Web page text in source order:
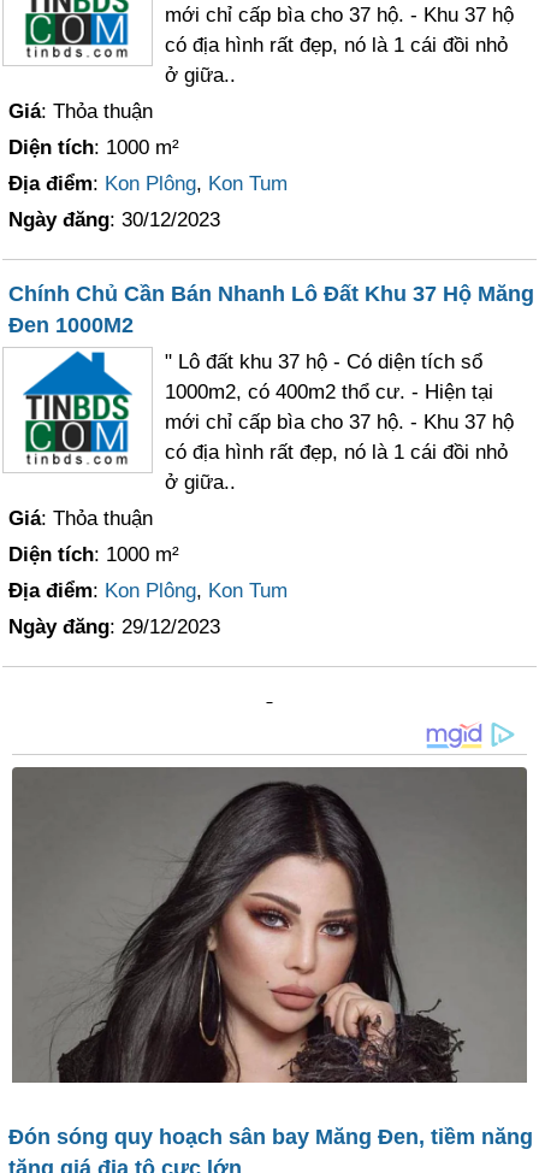
mới chỉ cấp bìa cho 37 hộ. - Khu 37 hộ
có địa hình rất đẹp, nó là 1 cái đồi nhỏ
ở giữa..
Giá: Thỏa thuận
Diện tích: 1000 m²
Địa điểm: Kon Plông, Kon Tum
Ngày đăng: 30/12/2023
Chính Chủ Cần Bán Nhanh Lô Đất Khu 37 Hộ Măng
Đen 1000M2
" Lô đất khu 37 hộ - Có diện tích sổ
1000m2, có 400m2 thổ cư. - Hiện tại
mới chỉ cấp bìa cho 37 hộ. - Khu 37 hộ
có địa hình rất đẹp, nó là 1 cái đồi nhỏ
ở giữa..
Giá: Thỏa thuận
Diện tích: 1000 m²
Địa điểm: Kon Plông, Kon Tum
Ngày đăng: 29/12/2023
Đón sóng quy hoạch sân bay Măng Đen, tiềm năng
tăng giá địa tô cực lớn